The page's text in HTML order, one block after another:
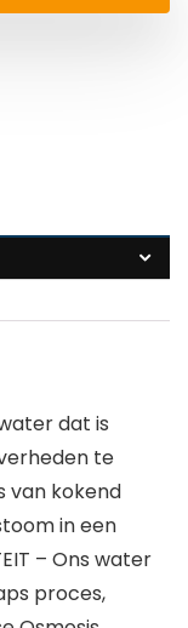
dat is
te
van kokend
in een
– Ons water
proces,